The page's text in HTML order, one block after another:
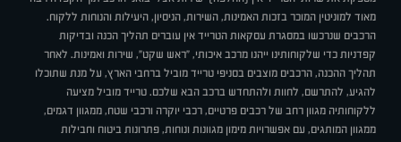
מאוד למוניטין המוכר בזכות האמינות, השירות, הניסיון, היעילות והנוחות ללקוח.
הרכבים שנרכשו במסגרת עסקאות הטרייד אין עוברים תהליך הכנה ובדיקות
קפדניות כדי שלקוחותינו ייהנו מרכב איכותי, "ראש שקט", שירות ואמינות. לאחר
תהליך ההכנה, הרכבים מוצבים בסניפי טרייד מוביל ברחבי הארץ, על מנת שתוכלו
להגיע, להתרשם, לחוות ולהתחדש ברכב הבא שלכם. טרייד מוביל מציעה
ללקוחותיה מגוון רחב של רכבים פרטיים, רכבי יוקרה ורכבי שטח, ממגוון דגמים,
ממגוון המותגים, עם אפשרויות מימון מגוונות ונוחות, פתרונות ביטוח וחבילות